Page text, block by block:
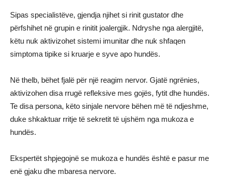
Sipas specialistëve, gjendja njihet si rinit gustator dhe
përfshihet në grupin e rinitit joalergjik. Ndryshe nga alergjitë,
këtu nuk aktivizohet sistemi imunitar dhe nuk shfaqen
simptoma tipike si kruarje e syve apo hundës.
Në thelb, bëhet fjalë për një reagim nervor. Gjatë ngrënies,
aktivizohen disa rrugë refleksive mes gojës, fytit dhe hundës.
Te disa persona, këto sinjale nervore bëhen më të ndjeshme,
duke shkaktuar rritje të sekretit të ujshëm nga mukoza e
hundës.
Ekspertët shpjegojnë se mukoza e hundës është e pasur me
enë gjaku dhe mbaresa nervore.